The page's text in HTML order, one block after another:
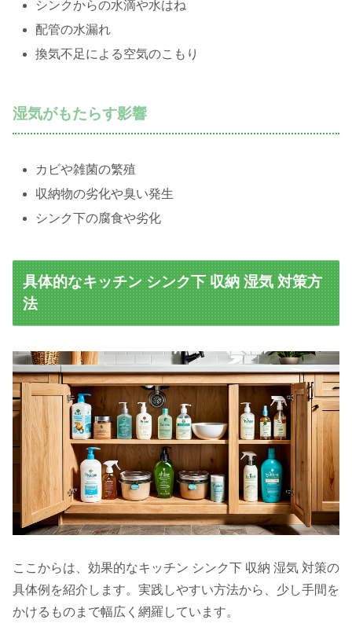
シンクからの水滴や水はね
配管の水漏れ
換気不足による空気のこもり
湿気がもたらす影響
カビや雑菌の繁殖
収納物の劣化や臭い発生
シンク下の腐食や劣化
具体的なキッチン シンク下 収納 湿気 対策方
法
ここからは、効果的なキッチン シンク下 収納 湿気 対策の
具体例を紹介します。実践しやすい方法から、少し手間を
かけるものまで幅広く網羅しています。